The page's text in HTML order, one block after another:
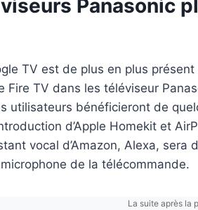
Panasonic
TV est de plus en plus
Fire TV dans les téléviseur
utilisateurs bénéficieront de
d’Apple Homekit et
vocal d’Amazon, Alexa,
de la télécommande.
La suite après la